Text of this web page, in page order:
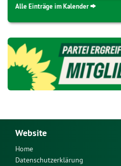
Alle Einträge im Kalender
Website
Home
Datenschutzerklärung